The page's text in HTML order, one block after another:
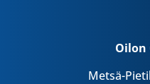
Oilon
Metsä-